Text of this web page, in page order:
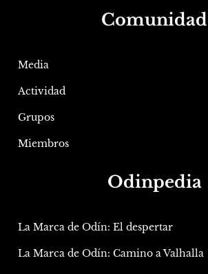
Comunidad
Media
Actividad
Grupos
Miembros
Odinpedia
La Marca de Odín: El despertar
La Marca de Odín: Camino a Valhalla